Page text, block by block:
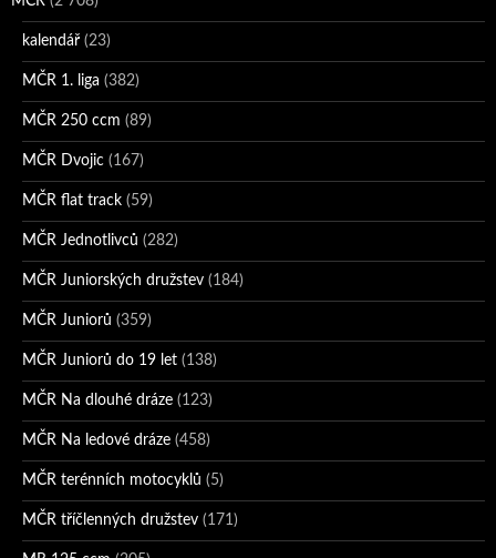
kalendář (23)
MČR 1. liga (382)
MČR 250 ccm (89)
MČR Dvojic (167)
MČR flat track (59)
MČR Jednotlivců (282)
MČR Juniorských družstev (184)
MČR Juniorů (359)
MČR Juniorů do 19 let (138)
MČR Na dlouhé dráze (123)
MČR Na ledové dráze (458)
MČR terénních motocyklů (5)
MČR tříčlenných družstev (171)